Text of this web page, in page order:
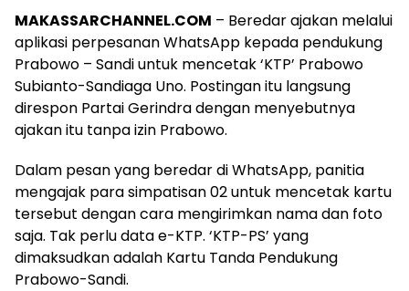
MAKASSARCHANNEL.COM – Beredar ajakan melalui
aplikasi perpesanan WhatsApp kepada pendukung
Prabowo – Sandi untuk mencetak ‘KTP’ Prabowo
Subianto-Sandiaga Uno. Postingan itu langsung
direspon Partai Gerindra dengan menyebutnya
ajakan itu tanpa izin Prabowo.
Dalam pesan yang beredar di WhatsApp, panitia
mengajak para simpatisan 02 untuk mencetak kartu
tersebut dengan cara mengirimkan nama dan foto
saja. Tak perlu data e-KTP. ‘KTP-PS’ yang
dimaksudkan adalah Kartu Tanda Pendukung
Prabowo-Sandi.